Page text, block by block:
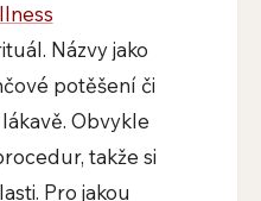
Názvy jako
potěšení či
Obvykle
takže si
Pro jakou